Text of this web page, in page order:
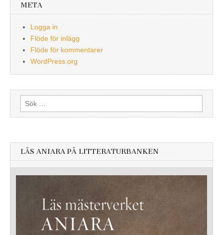
META
Logga in
Flöde för inlägg
Flöde för kommentarer
WordPress.org
Sök
efter:
LÄS ANIARA PÅ LITTERATURBANKEN